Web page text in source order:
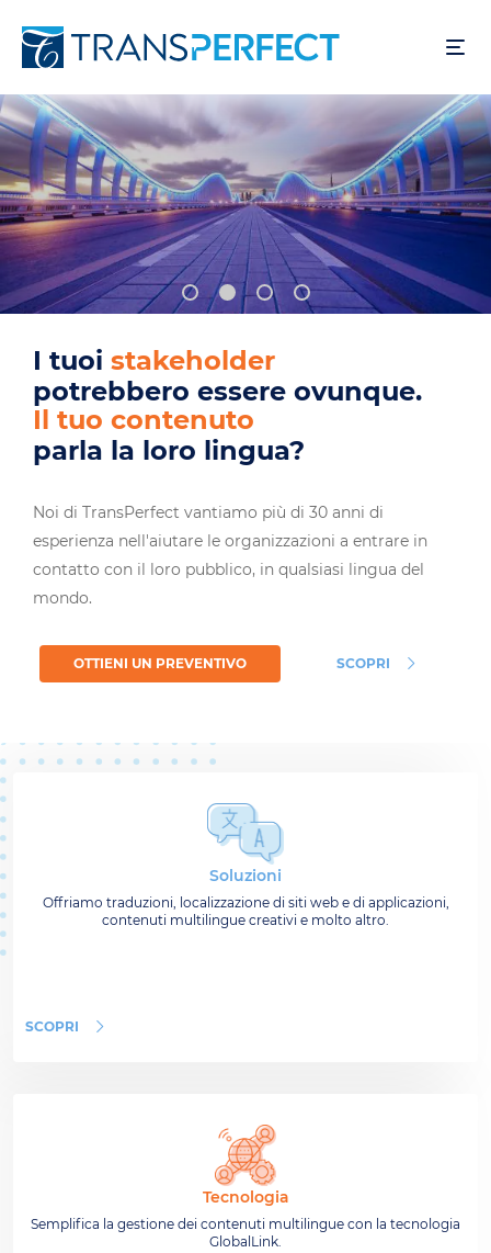
al
principale
I tuoi utenti
potrebbero essere ovunque.
Il tuo prodotto
parla la loro lingua?
Noi di TransPerfect vantiamo più di 30 anni di
esperienza nell'aiutare le organizzazioni a entrare in
contatto con il loro pubblico, in qualsiasi lingua del
mondo.
OTTIENI UN PREVENTIVO SCOPRI
Soluzioni
Offriamo traduzioni, localizzazione di siti web e di applicazioni,
contenuti multilingue creativi e molto altro.
SCOPRI
Tecnologia
Semplifica la gestione dei contenuti multilingue con la tecnologia
GlobalLink.